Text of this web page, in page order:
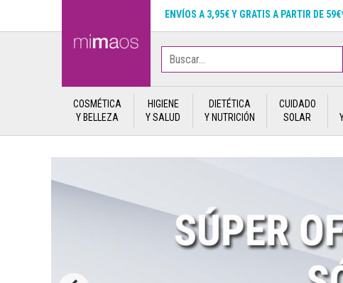
ENVÍOS A 3,95€ Y GRATIS A PARTIR DE
COSMÉTICA
Y BELLEZA
HIGIENE
Y SALUD
DIETÉTICA
Y NUTRICIÓN
CUIDADO
SOLAR